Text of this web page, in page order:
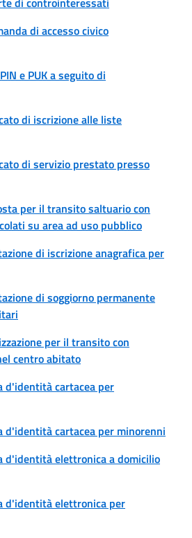
di accesso civico
e PUK a seguito di
di iscrizione alle liste
di servizio prestato presso
per il transito saltuario con
su area ad uso pubblico
di iscrizione anagrafica per
di soggiorno permanente
per il transito con
centro abitato
d'identità cartacea per
d'identità cartacea per minorenni
d'identità elettronica a domicilio
d'identità elettronica per